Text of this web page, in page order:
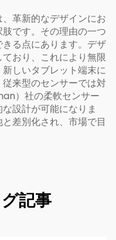
革新的なデザインにお
です。その理由の一つ
る点にあります。デザ
おり、これにより無限
しいタブレット端末に
来型のセンサーでは対
）社の柔軟センサー
設計が可能になりま
差別化され、市場で目
記事